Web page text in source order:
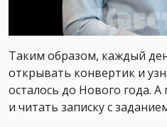
Таким образом, каждый
открывать конвертик и
осталось до Нового года.
и читать записку с